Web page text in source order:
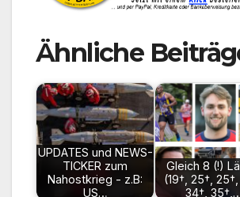
Ähnliche
UPDATES und NEWS-
TICKER zum
Nahostkrieg - z.B:
US…
Gleich 8 (!)
(19†, 25†, 25†,
34†,